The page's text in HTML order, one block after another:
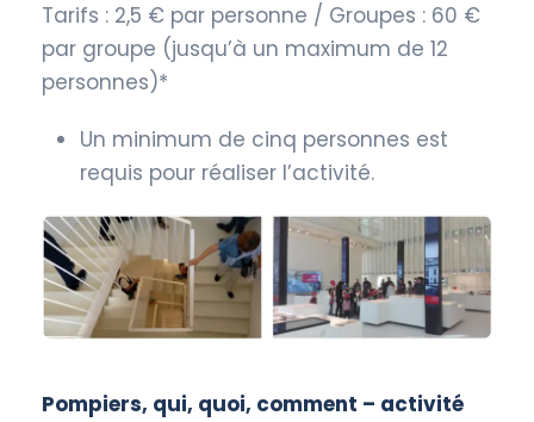
Tarifs : 2,5 € par personne / Groupes : 60 €
par groupe (jusqu’à un maximum de 12
personnes)*
Un minimum de cinq personnes est
requis pour réaliser l’activité.
Pompiers, qui, quoi, comment – activité